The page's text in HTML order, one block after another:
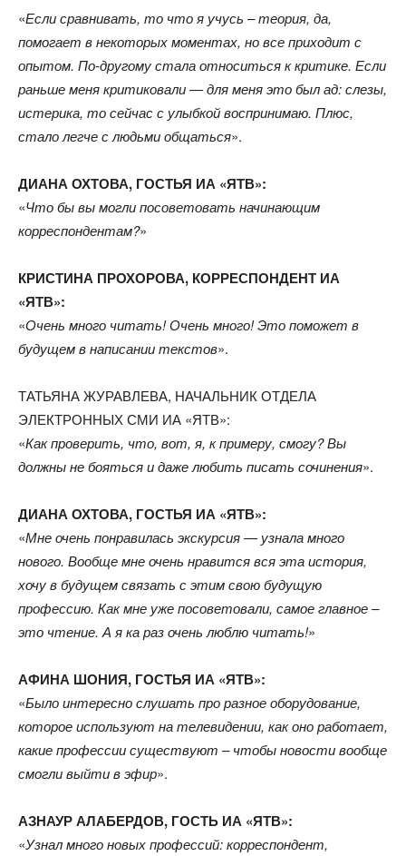
«Если сравнивать, то что я учусь – теория, да,
помогает в некоторых моментах, но все приходит с
опытом. По-другому стала относиться к критике. Если
раньше меня критиковали — для меня это был ад: слезы,
истерика, то сейчас с улыбкой воспринимаю. Плюс,
стало легче с людьми общаться».
ДИАНА ОХТОВА, ГОСТЬЯ ИА «ЯТВ»:
«Что бы вы могли посоветовать начинающим
корреспондентам?»
КРИСТИНА ПРОХОРОВА, КОРРЕСПОНДЕНТ ИА
«ЯТВ»:
«Очень много читать! Очень много! Это поможет в
будущем в написании текстов».
ТАТЬЯНА ЖУРАВЛЕВА, НАЧАЛЬНИК ОТДЕЛА
ЭЛЕКТРОННЫХ СМИ ИА «ЯТВ»:
«Как проверить, что, вот, я, к примеру, смогу? Вы
должны не бояться и даже любить писать сочинения».
ДИАНА ОХТОВА, ГОСТЬЯ ИА «ЯТВ»:
«Мне очень понравилась экскурсия — узнала много
нового. Вообще мне очень нравится вся эта история,
хочу в будущем связать с этим свою будущую
профессию. Как мне уже посоветовали, самое главное –
это чтение. А я ка раз очень люблю читать!»
АФИНА ШОНИЯ, ГОСТЬЯ ИА «ЯТВ»:
«Было интересно слушать про разное оборудование,
которое используют на телевидении, как оно работает,
какие профессии существуют – чтобы новости вообще
смогли выйти в эфир».
АЗНАУР АЛАБЕРДОВ, ГОСТЬ ИА «ЯТВ»:
«Узнал много новых профессий: корреспондент,